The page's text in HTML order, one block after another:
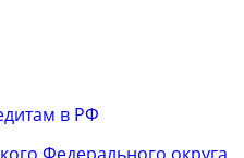
в РФ